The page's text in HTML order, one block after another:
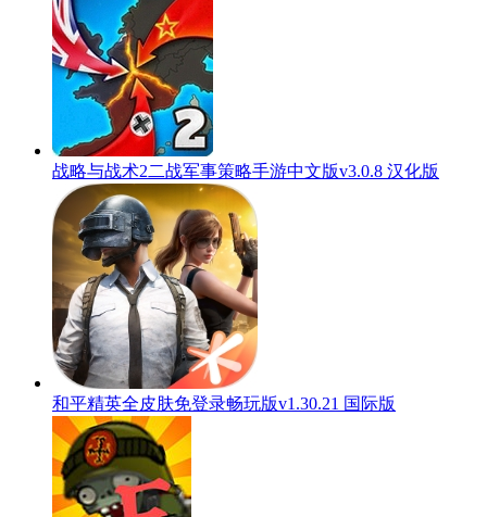
战略与战术2二战军事策略手游中文版v3.0.8 汉化版
和平精英全皮肤免登录畅玩版v1.30.21 国际版